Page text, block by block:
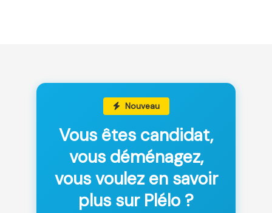
Nouveau
Vous êtes candidat,
vous déménagez,
vous voulez en savoir
plus sur Plélo ?